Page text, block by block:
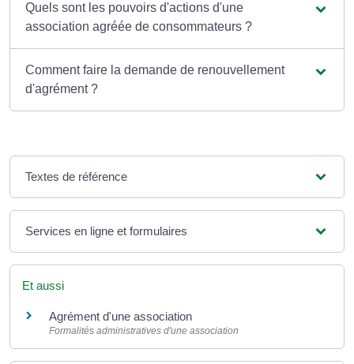
Quels sont les pouvoirs d'actions d'une
association agréée de consommateurs ?
Comment faire la demande de renouvellement
d'agrément ?
Textes de référence
Services en ligne et formulaires
Et aussi
Agrément d'une association
Formalités administratives d'une association